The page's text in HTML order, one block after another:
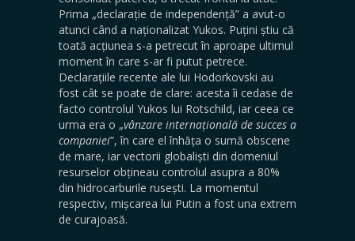
Prima „declarație de independență” a avut-o
atunci când a naționalizat Yukos. Puțini știu că
toată acțiunea s-a petrecut în aproape ultimul
moment în care s-ar fi putut petrece.
Declarațiile recente ale lui Hodorkovski au
fost cât se poate de clare: acesta îi cedase de
facto controlul Yukos lui Rotschild, iar ceea ce
urma era o „vânzare internațională de succes a
companiei”, în care el înhăța o sumă obscene
de mare, iar vectorii globaliști din domeniul
resurselor obțineau controlul asupra a 80%
din hidrocarburile rusești. La momentul
respectiv, mișcarea lui Putin a fost una extrem
de curajoasă.